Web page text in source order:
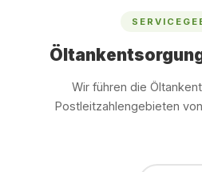
Wir führen die
Postleitzahlengebieten